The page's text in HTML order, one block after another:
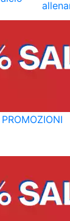
PROMOZIONI